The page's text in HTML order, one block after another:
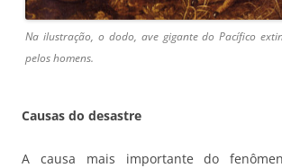
Na ilustração, o dodo, ave gigante do Pacífico
pelos homens.
Causas do desastre
A causa mais importante do